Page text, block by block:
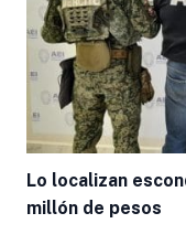
Lo localizan
millón de pesos